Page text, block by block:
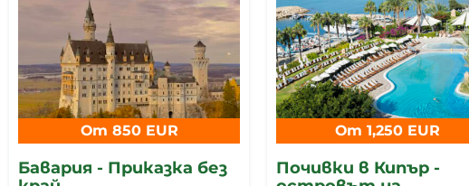
От 850 EUR
Бавария - Приказка без
От 1,250 EUR
Почивки в Кипър -